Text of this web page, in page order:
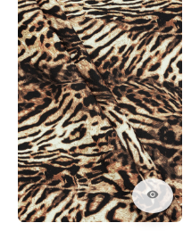
visibility